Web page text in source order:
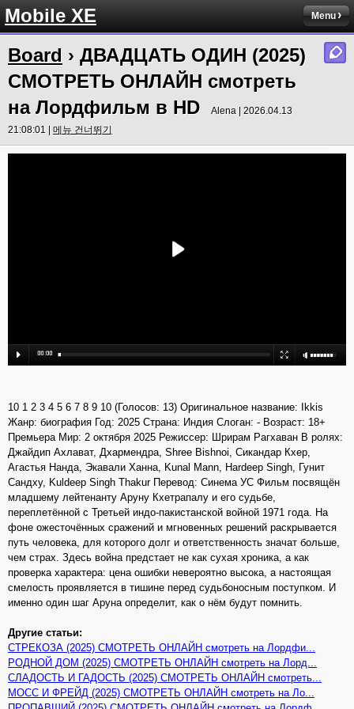
Mobile XE Menu
Board › ДВАДЦАТЬ ОДИН (2025)
СМОТРЕТЬ ОНЛАЙН смотреть
на Лордфильм в HD
Alena | 2026.04.13
21:08:01 | 메뉴 건너뛰기
10 1 2 3 4 5 6 7 8 9 10 (Голосов: 13) Оригинальное название: Ikkis
Жанр: биография Год: 2025 Страна: Индия Слоган: - Возраст: 18+
Премьера Мир: 2 октября 2025 Режиссер: Шрирам Рагхаван В ролях:
Джайдип Ахлават, Дхармендра, Shree Bishnoi, Сикандар Кхер,
Агастья Нанда, Экавали Ханна, Kunal Mann, Hardeep Singh, Гунит
Сандху, Kuldeep Singh Thakur Перевод: Синема УС Фильм посвящён
младшему лейтенанту Аруну Кхетрапалу и его судьбе,
переплетённой с Третьей индо-пакистанской войной 1971 года. На
фоне ожесточённых сражений и мгновенных решений раскрывается
путь человека, для которого долг и ответственность значат больше,
чем страх. Здесь война предстает не как сухая хроника, а как
проверка характера: цена ошибки невероятно высока, а настоящая
смелость проявляется в тишине перед судьбоносным поступком. И
именно один шаг Аруна определит, как о нём будут помнить.
Другие статьи:
СТРЕКОЗА (2025) СМОТРЕТЬ ОНЛАЙН смотреть на Лордфи...
РОДНОЙ ДОМ (2025) СМОТРЕТЬ ОНЛАЙН смотреть на Лорд...
СЛАДОСТЬ И ГАДОСТЬ (2025) СМОТРЕТЬ ОНЛАЙН смотреть...
МОСС И ФРЕЙД (2025) СМОТРЕТЬ ОНЛАЙН смотреть на Ло...